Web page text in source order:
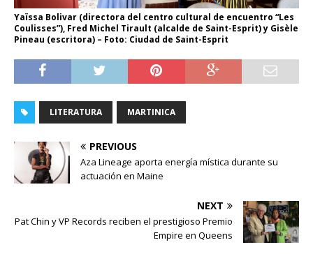
Yaïssa Bolivar (directora del centro cultural de encuentro “Les
Coulisses”), Fred Michel Tirault (alcalde de Saint-Esprit) y Gisèle
Pineau (escritora) – Foto: Ciudad de Saint-Esprit
LITERATURA MARTINICA
PREVIOUS
Aza Lineage aporta energía mística durante su
actuación en Maine
NEXT
Pat Chin y VP Records reciben el prestigioso Premio
Empire en Queens